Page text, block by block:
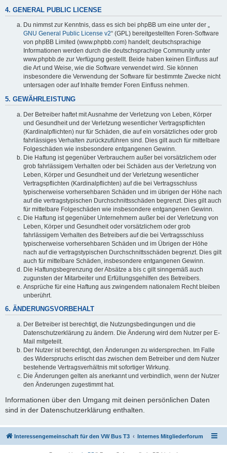
4. GENERAL PUBLIC LICENSE
Du nimmst zur Kenntnis, dass es sich bei phpBB um eine unter der „
GNU General Public License v2“ (GPL) bereitgestellten Foren-Software
von phpBB Limited (www.phpbb.com) handelt; deutschsprachige
Informationen werden durch die deutschsprachige Community unter
www.phpbb.de zur Verfügung gestellt. Beide haben keinen Einfluss auf
die Art und Weise, wie die Software verwendet wird. Sie können
insbesondere die Verwendung der Software für bestimmte Zwecke nicht
untersagen oder auf Inhalte fremder Foren Einfluss nehmen.
5. GEWÄHRLEISTUNG
Der Betreiber haftet mit Ausnahme der Verletzung von Leben, Körper
und Gesundheit und der Verletzung wesentlicher Vertragspflichten
(Kardinalpflichten) nur für Schäden, die auf ein vorsätzliches oder grob
fahrlässiges Verhalten zurückzuführen sind. Dies gilt auch für mittelbare
Folgeschäden wie insbesondere entgangenen Gewinn.
Die Haftung ist gegenüber Verbrauchern außer bei vorsätzlichem oder
grob fahrlässigem Verhalten oder bei Schäden aus der Verletzung von
Leben, Körper und Gesundheit und der Verletzung wesentlicher
Vertragspflichten (Kardinalpflichten) auf die bei Vertragsschluss
typischerweise vorhersehbaren Schäden und im übrigen der Höhe nach
auf die vertragstypischen Durchschnittsschäden begrenzt. Dies gilt auch
für mittelbare Folgeschäden wie insbesondere entgangenen Gewinn.
Die Haftung ist gegenüber Unternehmern außer bei der Verletzung von
Leben, Körper und Gesundheit oder vorsätzlichem oder grob
fahrlässigem Verhalten des Betreibers auf die bei Vertragsschluss
typischerweise vorhersehbaren Schäden und im Übrigen der Höhe
nach auf die vertragstypischen Durchschnittsschäden begrenzt. Dies gilt
auch für mittelbare Schäden, insbesondere entgangenen Gewinn.
Die Haftungsbegrenzung der Absätze a bis c gilt sinngemäß auch
zugunsten der Mitarbeiter und Erfüllungsgehilfen des Betreibers.
Ansprüche für eine Haftung aus zwingendem nationalem Recht bleiben
unberührt.
6. ÄNDERUNGSVORBEHALT
Der Betreiber ist berechtigt, die Nutzungsbedingungen und die
Datenschutzerklärung zu ändern. Die Änderung wird dem Nutzer per E-
Mail mitgeteilt.
Der Nutzer ist berechtigt, den Änderungen zu widersprechen. Im Falle
des Widerspruchs erlischt das zwischen dem Betreiber und dem Nutzer
bestehende Vertragsverhältnis mit sofortiger Wirkung.
Die Änderungen gelten als anerkannt und verbindlich, wenn der Nutzer
den Änderungen zugestimmt hat.
Informationen über den Umgang mit deinen persönlichen Daten
sind in der Datenschutzerklärung enthalten.
Interessengemeinschaft für den VW Bus T3 Internes Mitgliederforum